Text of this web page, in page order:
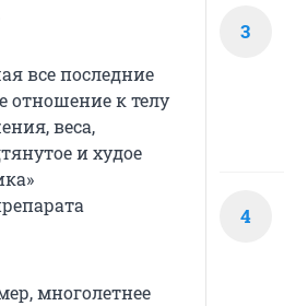
все последние
отношение к телу
веса,
и худое
многолетнее
3
4